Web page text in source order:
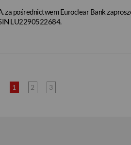
za pośrednictwem Euroclear Bank
LU2290522684.
1 2 3